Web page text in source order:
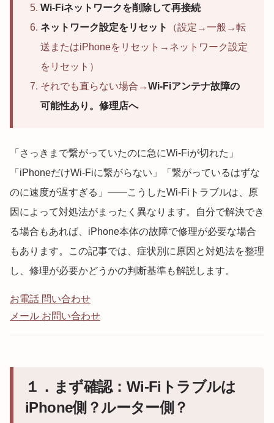
Wi-Fiネットワークを削除して再接続
ネットワーク設定をリセット
（設定→一般→転
送またはiPhoneをリセット→ネットワーク設定
をリセット）
それでも直らない場合→Wi-Fiアンテナ故障の
可能性あり。修理店へ
「さっきまで繋がっていたのに急にWi-Fiが切れた」
「iPhoneだけWi-Fiに繋がらない」「繋がっているはずな
のに速度が遅すぎる」——こうしたWi-Fiトラブルは、原
因によって対処法がまったく異なります。自分で解決でき
る場合もあれば、iPhone本体の故障で修理が必要な場合
もあります。この記事では、症状別に原因と対処法を整理
し、修理が必要かどうかの判断基準も解説します。
お電話 問い合わせ
メール お問い合わせ
１．まず確認：Wi-Fiトラブルは
iPhone側？ルーター側？